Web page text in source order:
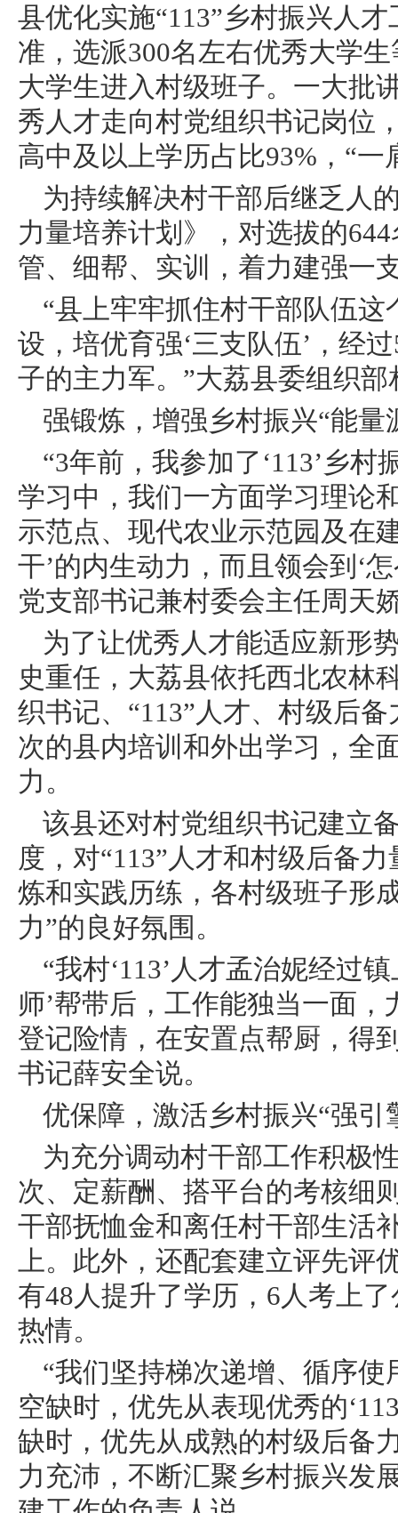
县优化实施“113”乡村振兴人
准，选派300名左右优秀大学
大学生进入村级班子。一大批
秀人才走向村党组织书记岗位
高中及以上学历占比93%，“一
为持续解决村干部后继乏人
力量培养计划》，对选拔的
管、细帮、实训，着力建强一
“县上牢牢抓住村干部队伍
设，培优育强‘三支队伍’，经
子的主力军。”大荔县委组织
强锻炼，增强乡村振兴“能量
“3年前，我参加了‘113’乡
学习中，我们一方面学习理论
示范点、现代农业示范园及在
干’的内生动力，而且领会到‘
党支部书记兼村委会主任周天
为了让优秀人才能适应新形
史重任，大荔县依托西北农林
织书记、“113”人才、村级后
次的县内培训和外出学习，全
力。
该县还对村党组织书记建立
度，对“113”人才和村级后备
炼和实践历练，各村级班子形
力”的良好氛围。
“我村‘113’人才孟治妮经过
师’帮带后，工作能独当一面
登记险情，在安置点帮厨，得
书记薛安全说。
优保障，激活乡村振兴“强引
为充分调动村干部工作积极
次、定薪酬、搭平台的考核细
干部抚恤金和离任村干部生活
上。此外，还配套建立评先评
有48人提升了学历，6人考上
热情。
“我们坚持梯次递增、循序
空缺时，优先从表现优秀的
缺时，优先从成熟的村级后备
力充沛，不断汇聚乡村振兴发